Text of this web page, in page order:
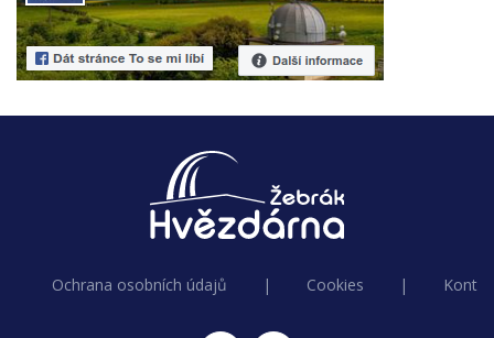
Ochrana osobních údajů | Cookies |